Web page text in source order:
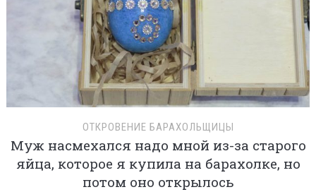
ОТКРОВЕНИЕ БАРАХОЛЬЩИЦЫ
Муж насмехался надо мной из-за старого
яйца, которое я купила на барахолке, но
потом оно открылось